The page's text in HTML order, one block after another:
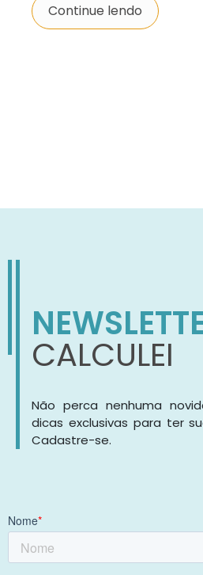
Continue lendo
CALCULEI
Não perca nenhuma
dicas exclusivas para ter
Cadastre-se.